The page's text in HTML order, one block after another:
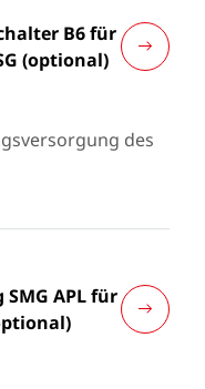
B6 für
(optional)
des
APL für